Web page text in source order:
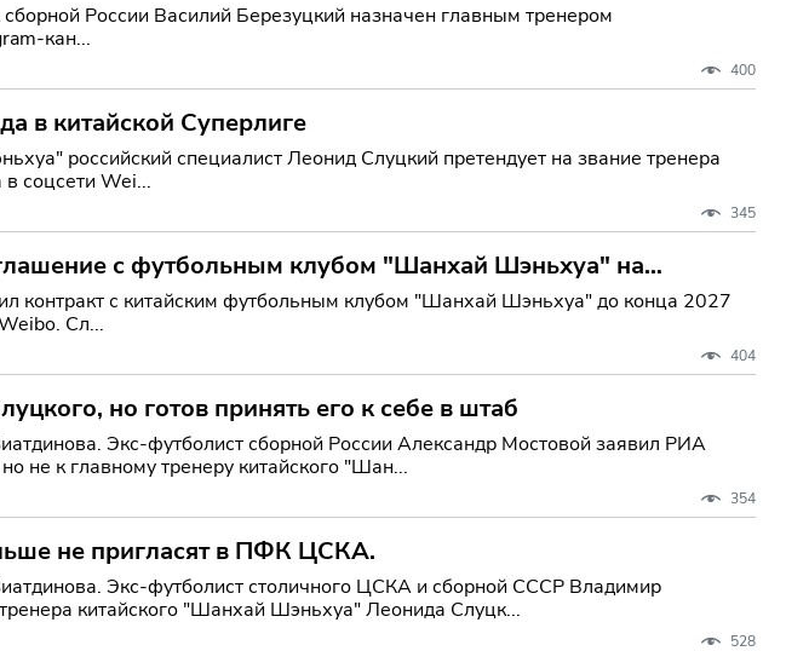
России Василий Березуцкий назначен главным тренером
кан...
400
в китайской Суперлиге
российский специалист Леонид Слуцкий претендует на звание тренера
соцсети Wei...
345
с футбольным клубом "Шанхай Шэньхуа" на
контракт с китайским футбольным клубом "Шанхай Шэньхуа" до конца 2027
Сл...
404
но готов принять его к себе в штаб
Экс-футболист сборной России Александр Мостовой заявил РИА
не к главному тренеру китайского "Шан...
354
не пригласят в ПФК ЦСКА.
Экс-футболист столичного ЦСКА и сборной СССР Владимир
китайского "Шанхай Шэньхуа" Леонида Слуцк...
528